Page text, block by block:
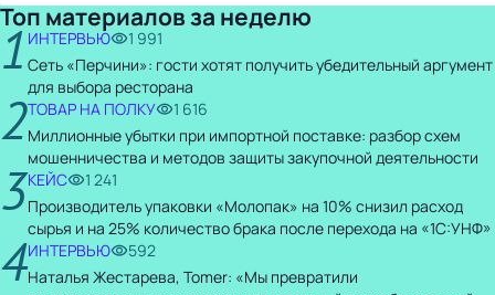
Топ материалов за неделю
1 ИНТЕРВЬЮ
1 991
Сеть «Перчини»: гости хотят получить убедительный аргумент
для выбора ресторана
2ТОВАР НА ПОЛКУ
1 616
Миллионные убытки при импортной поставке: разбор схем
мошенничества и методов защиты закупочной деятельности
3КЕЙС
1 241
Производитель упаковки «Молопак» на 10% снизил расход
сырья и на 25% количество брака после перехода на «1С:УНФ»
4ИНТЕРВЬЮ
592
Наталья Жестарева, Tomer: «Мы превратили